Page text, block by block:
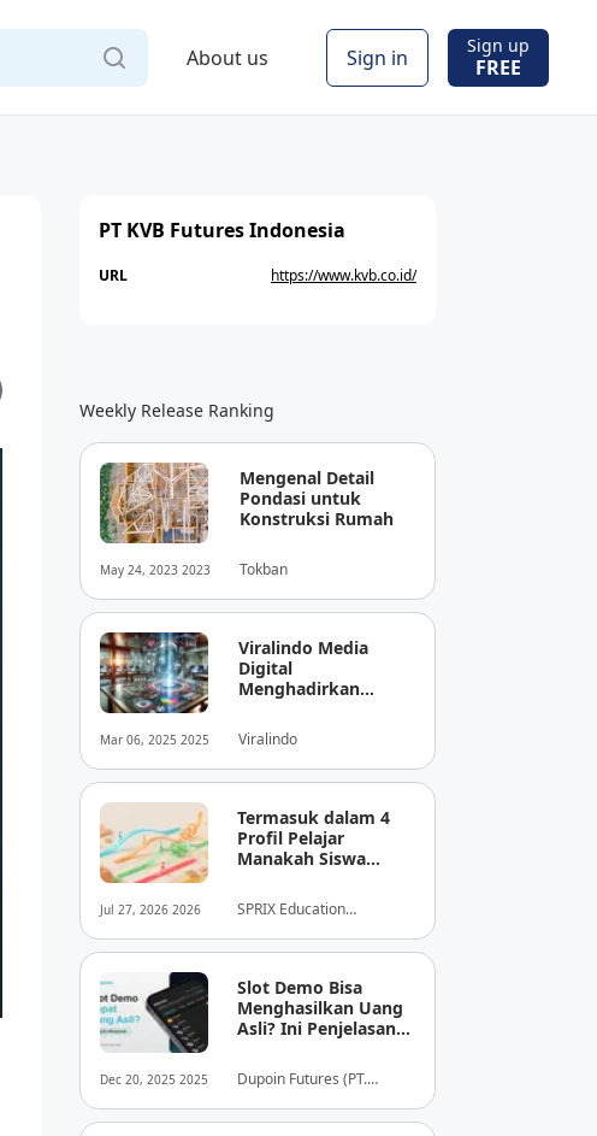
About us Sign in Sign up
FREE
PT KVB Futures Indonesia
URL https://www.kvb.co.id/
Weekly Release Ranking
May 24, 2023 2023
Mengenal Detail
Pondasi untuk
Konstruksi Rumah
Tokban
Mar 06, 2025 2025
Viralindo Media
Digital
Menghadirkan
Dunia Media Digital
Indonesia
Viralindo
Jul 27, 2026 2026
Termasuk dalam 4
Profil Pelajar
Manakah Siswa
Perilaku
Tersembunyi Saat
Ujian Melalui Data
Digital
SPRIX Education
Dec 20, 2025 2025
Slot Demo Bisa
Menghasilkan Uang
Asli? Ini Penjelasan
Dupoin Futures (PT.